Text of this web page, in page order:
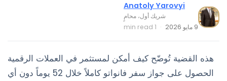
Anatoly Yarovyi
شريك أول، محامٍ
9 مايو 2026 ·
1 min read
هذه القضية تُوضّح كيف أمكن لمستثمر في العملات الرقمية
الحصول على جواز سفر فانواتو كاملاً خلال 52 يوماً دون أي